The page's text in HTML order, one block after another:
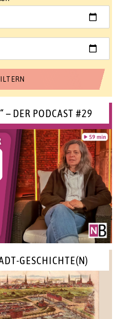
– DER PODCAST #29
GESCHICHTE(N)